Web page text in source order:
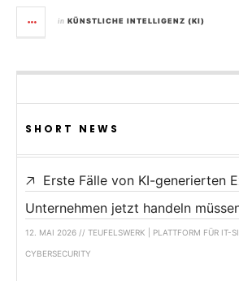
in KÜNSTLICHE INTELLIGENZ (KI)
SHORT NEWS
Erste Fälle von KI-generierten
Unternehmen jetzt handeln
12. MAI 2026 // TEUFELSWERK | PLATTFORM FÜR IT-
CYBERSECURITY